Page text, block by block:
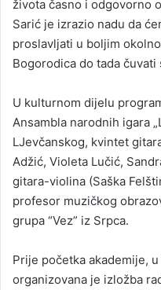
života časno i odgovorno
Sarić je izrazio nadu da
proslavljati u boljim
Bogorodica do tada
U kulturnom dijelu
Ansambla narodnih igara
LJevčanskog, kvintet
Adžić, Violeta Lučić,
gitara-violina (Saška
profesor muzičkog
grupa “Vez” iz Srpca.
Prije početka akademije,
organizovana je izložba